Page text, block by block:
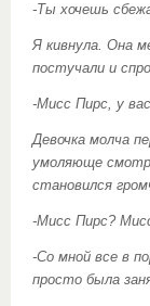
-Ты хочешь
Я кивнула. Она
постучали и
-Мисс Пирс, у
Девочка молча
умоляюще
становился
-Мисс Пирс?
-Со мной все в
просто была